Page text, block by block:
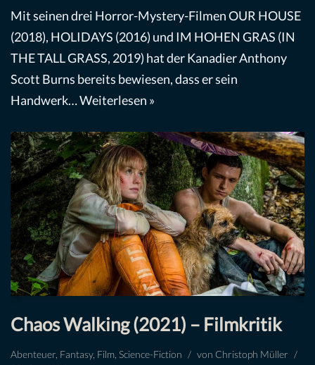
Mit seinen drei Horror-Mystery-Filmen OUR HOUSE
(2018), HOLIDAYS (2016) und IM HOHEN GRAS (IN
THE TALL GRASS, 2019) hat der Kanadier Anthony
Scott Burns bereits bewiesen, dass er sein
Handwerk…Weiterlesen »
Chaos Walking (2021) – Filmkritik
Abenteuer Fantasy, Film Science-Fiction von Christoph Müller